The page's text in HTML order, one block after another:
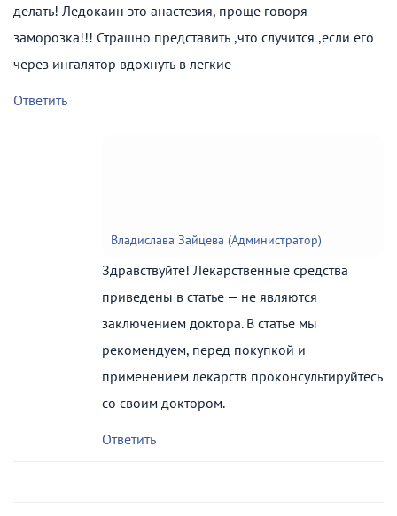
делать! Ледокаин это анастезия, проще говоря-
заморозка!!! Страшно представить ,что случится ,если его
через ингалятор вдохнуть в легкие
Ответить
Владислава Зайцева (Администратор)
Здравствуйте! Лекарственные средства
приведены в статье — не являются
заключением доктора. В статье мы
рекомендуем, перед покупкой и
применением лекарств проконсультируйтесь
со своим доктором.
Ответить